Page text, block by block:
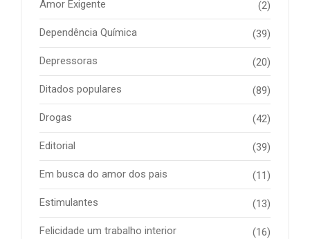
Amor Exigente (2)
Dependência Química (39)
Depressoras (20)
Ditados populares (89)
Drogas (42)
Editorial (39)
Em busca do amor dos pais (11)
Estimulantes (13)
Felicidade um trabalho interior (16)